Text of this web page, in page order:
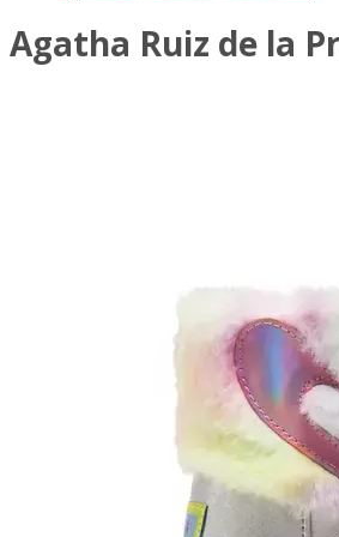
Agatha Ruiz de la